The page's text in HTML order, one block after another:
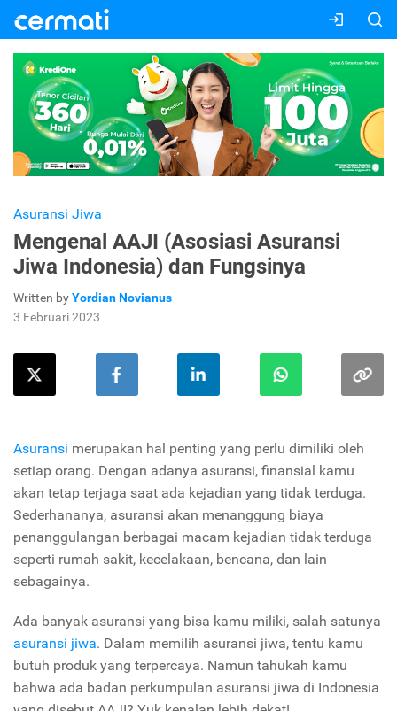
Asuransi Jiwa
Mengenal AAJI (Asosiasi Asuransi
Jiwa Indonesia) dan Fungsinya
Written byYordian Novianus
3 Februari 2023
Asuransi merupakan hal penting yang perlu dimiliki oleh
setiap orang. Dengan adanya asuransi, finansial kamu
akan tetap terjaga saat ada kejadian yang tidak terduga.
Sederhananya, asuransi akan menanggung biaya
penanggulangan berbagai macam kejadian tidak terduga
seperti rumah sakit, kecelakaan, bencana, dan lain
sebagainya.
Ada banyak asuransi yang bisa kamu miliki, salah satunya
asuransi jiwa. Dalam memilih asuransi jiwa, tentu kamu
butuh produk yang terpercaya. Namun tahukah kamu
bahwa ada badan perkumpulan asuransi jiwa di Indonesia